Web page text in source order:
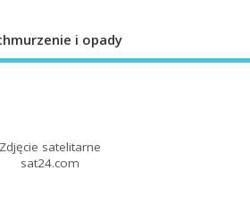
i opady
Zdjęcie satelitarne
sat24.com